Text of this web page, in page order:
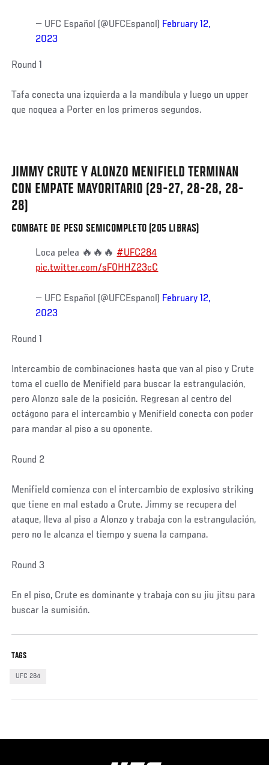
— UFC Español (@UFCEspanol) February 12,
2023
Round 1
Tafa conecta una izquierda a la mandíbula y luego un upper
que noquea a Porter en los primeros segundos.
JIMMY CRUTE Y ALONZO MENIFIELD TERMINAN
CON EMPATE MAYORITARIO (29-27, 28-28, 28-
28)
COMBATE DE PESO SEMICOMPLETO (205 LIBRAS)
Loca pelea 🔥🔥🔥 #UFC284
pic.twitter.com/sF0HHZ23cC
— UFC Español (@UFCEspanol) February 12,
2023
Round 1
Intercambio de combinaciones hasta que van al piso y Crute
toma el cuello de Menifield para buscar la estrangulación,
pero Alonzo sale de la posición. Regresan al centro del
octágono para el intercambio y Menifield conecta con poder
para mandar al piso a su oponente.
Round 2
Menifield comienza con el intercambio de explosivo striking
que tiene en mal estado a Crute. Jimmy se recupera del
ataque, lleva al piso a Alonzo y trabaja con la estrangulación,
pero no le alcanza el tiempo y suena la campana.
Round 3
En el piso, Crute es dominante y trabaja con su jiu jitsu para
buscar la sumisión.
TAGS
UFC 284